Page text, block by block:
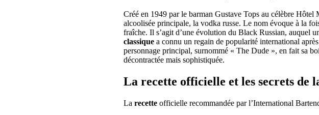
Créé en 1949 par le barman Gustave Tops au célèbre
alcoolisée principale, la vodka russe. Le nom évoque à la
fraîche. Il s’agit d’une évolution du Black Russian, auquel
classique a connu un regain de popularité international
personnage principal, surnommé « The Dude », en fait sa
décontractée mais sophistiquée.
La recette officielle et les secrets de
La recette officielle recommandée par l’International